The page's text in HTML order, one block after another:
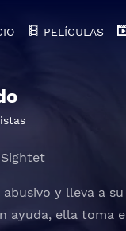
PELÍCULAS
y lleva a
ayuda, ella toma